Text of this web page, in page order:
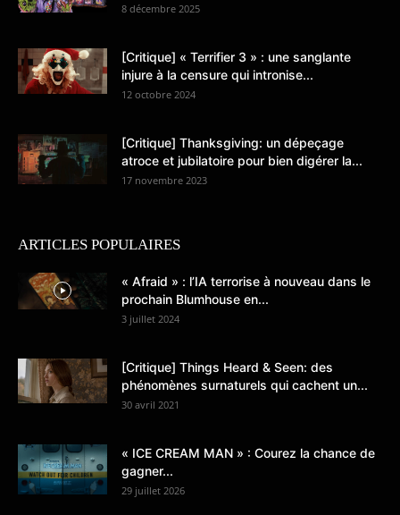
8 décembre 2025
[Critique] « Terrifier 3 » : une sanglante
injure à la censure qui intronise...
12 octobre 2024
[Critique] Thanksgiving: un dépeçage
atroce et jubilatoire pour bien digérer la...
17 novembre 2023
ARTICLES POPULAIRES
« Afraid » : l’IA terrorise à nouveau dans le
prochain Blumhouse en...
3 juillet 2024
[Critique] Things Heard & Seen: des
phénomènes surnaturels qui cachent un...
30 avril 2021
« ICE CREAM MAN » : Courez la chance de
gagner...
29 juillet 2026